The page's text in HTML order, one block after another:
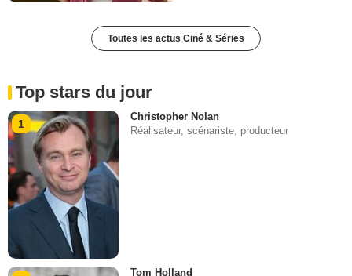
Toutes les actus Ciné & Séries
Top stars du jour
1
Christopher Nolan
Réalisateur, scénariste, producteur
Tom Holland